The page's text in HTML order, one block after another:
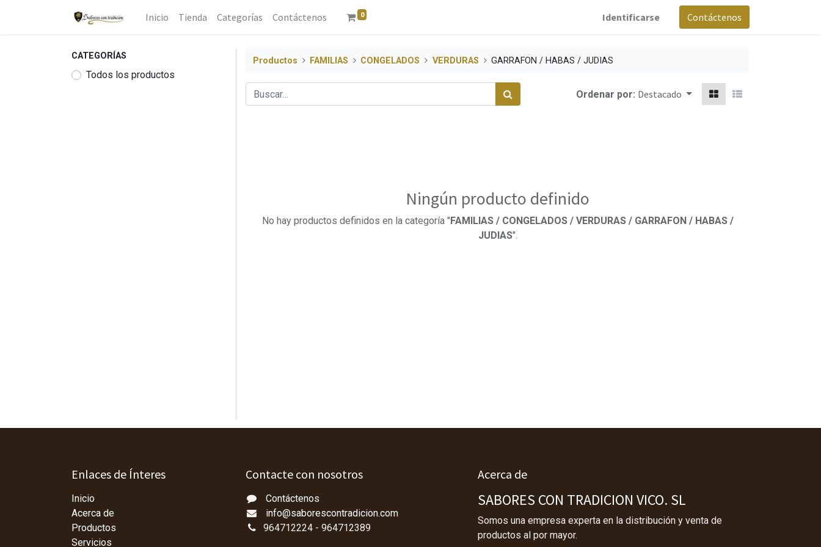
Inicio Tienda Categorías Contáctenos 0 Identificarse Contáctenos
CATEGORÍAS
Todos los productos
Productos FAMILIAS CONGELADOS VERDURAS GARRAFON / HABAS / JUDIAS
Ordenar por: Destacado
Ningún producto definido
No hay productos definidos en la categoría " FAMILIAS / CONGELADOS / VERDURAS / GARRAFON / HABAS /
JUDIAS".
Enlaces de Ínteres
Inicio
Acerca de
Productos
Servicios
Contacte con nosotros
Contáctenos
info@saborescontradicion.com
964712224 - 964712389
Acerca de
SABORES CON TRADICION VICO. SL
Somos una empresa experta en la distribución y venta de
productos al por mayor.